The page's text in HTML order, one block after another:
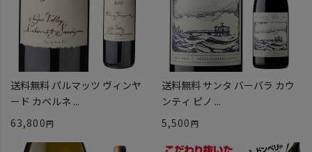
送料無料 パルマッツ ヴィンヤ
ード カベルネ ...
63,800
送料無料 サンタ バーバラ カウ
ンティ ピノ ...
5,500